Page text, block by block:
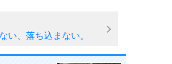
い、落ち込まない。